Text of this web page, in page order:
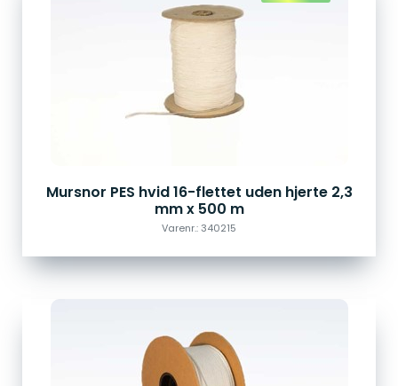
Mursnor PES hvid 16-flettet uden hjerte 2,3
mm x 500 m
Varenr.: 340215